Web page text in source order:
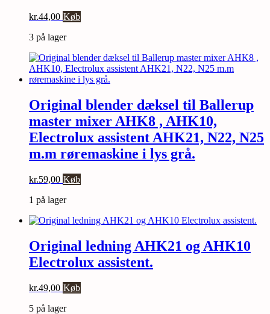
kr.44,00 Køb
3 på lager
Original blender dæksel til Ballerup
master mixer AHK8 , AHK10,
Electrolux assistent AHK21, N22, N25
m.m røremaskine i lys grå.
kr.59,00 Køb
1 på lager
Original ledning AHK21 og AHK10
Electrolux assistent.
kr.49,00 Køb
5 på lager